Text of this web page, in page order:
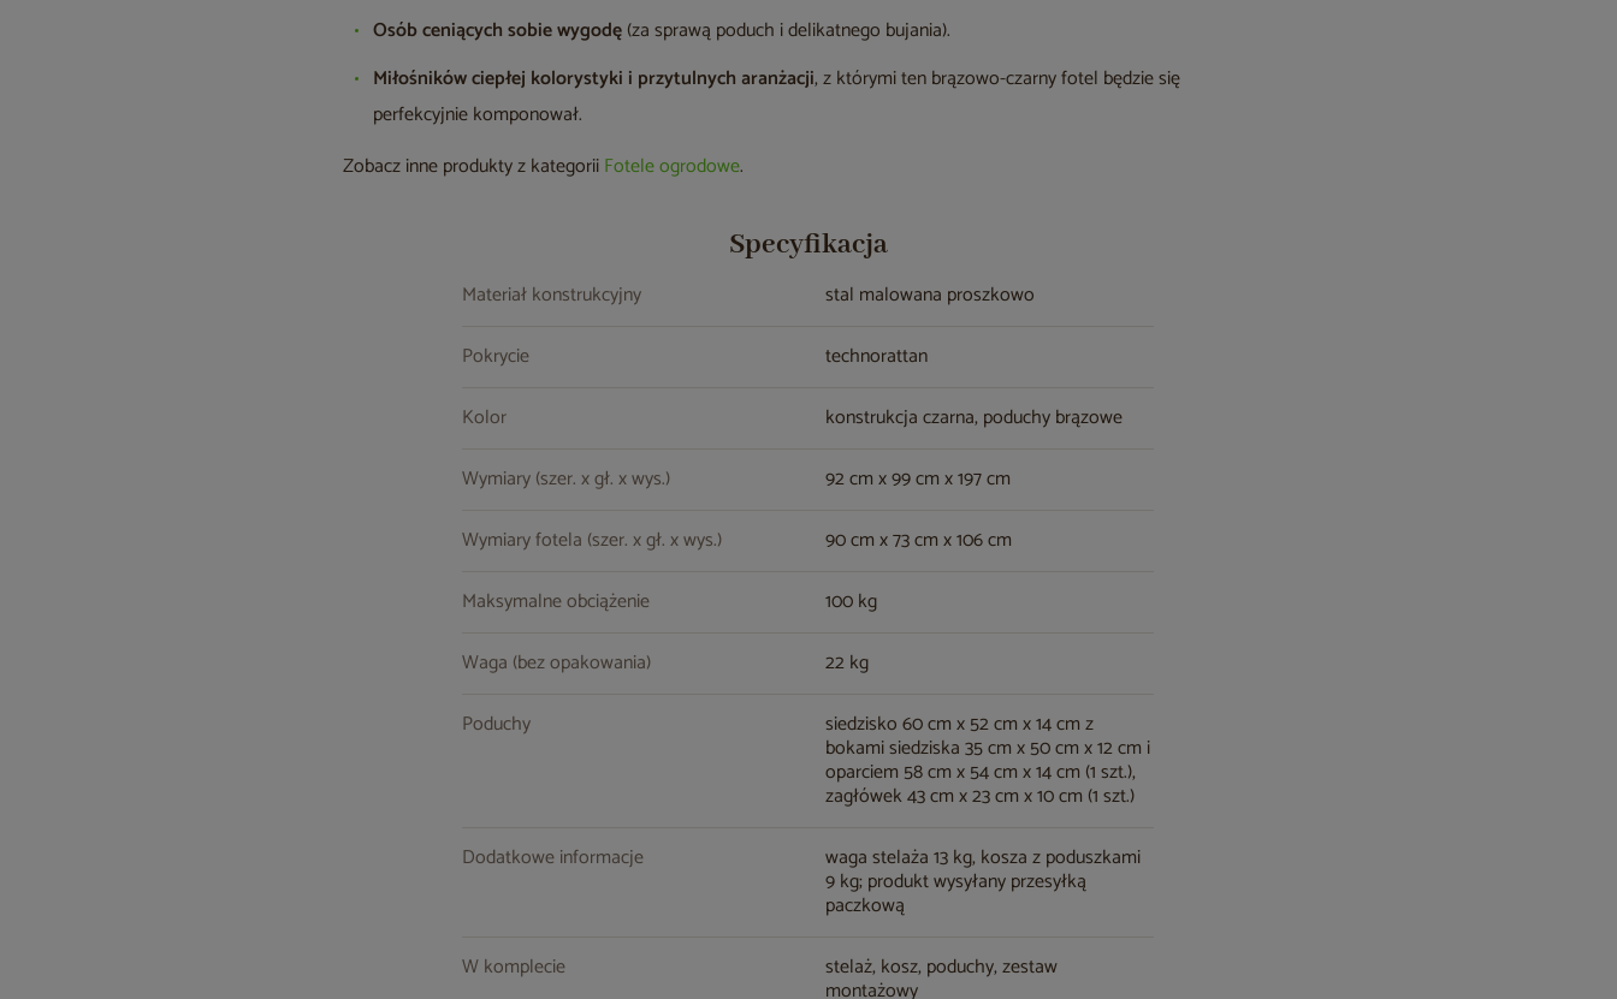
Osób ceniących sobie wygodę(za sprawą poduch i delikatnego bujania).
Miłośników ciepłej kolorystyki i przytulnych aranżacji, z którymi ten brązowo-czarny fotel będzie się
perfekcyjnie komponował.
Zobacz inne produkty z kategoriiFotele ogrodowe.
Specyfikacja
Materiał konstrukcyjny
stal malowana proszkowo
Pokrycie
technorattan
Kolor
konstrukcja czarna, poduchy brązowe
Wymiary (szer. x gł. x wys.)
92 cm x 99 cm x 197 cm
Wymiary fotela (szer. x gł. x wys.)
90 cm x 73 cm x 106 cm
Maksymalne obciążenie
100 kg
Waga (bez opakowania)
22 kg
Poduchy
siedzisko 60 cm x 52 cm x 14 cm z
bokami siedziska 35 cm x 50 cm x 12 cm i
oparciem 58 cm x 54 cm x 14 cm (1 szt.),
zagłówek 43 cm x 23 cm x 10 cm (1 szt.)
Dodatkowe informacje
waga stelaża 13 kg, kosza z poduszkami
9 kg; produkt wysyłany przesyłką
paczkową
W komplecie
stelaż, kosz, poduchy, zestaw
montażowy